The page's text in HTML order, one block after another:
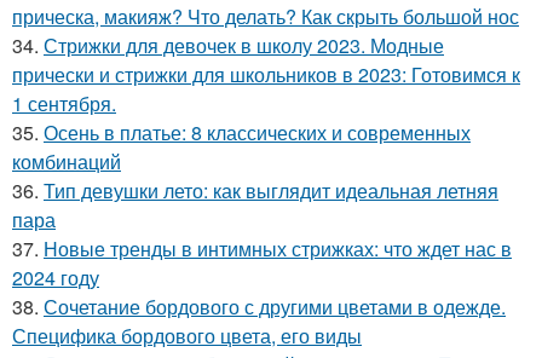
прическа, макияж? Что делать? Как скрыть большой нос
34. Стрижки для девочек в школу 2023. Модные
прически и стрижки для школьников в 2023: Готовимся к
1 сентября.
35. Осень в платье: 8 классических и современных
комбинаций
36. Тип девушки лето: как выглядит идеальная летняя
пара
37. Новые тренды в интимных стрижках: что ждет нас в
2024 году
38. Сочетание бордового с другими цветами в одежде.
Специфика бордового цвета, его виды